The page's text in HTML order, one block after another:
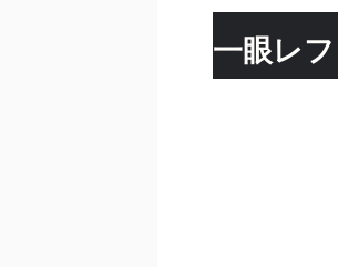
一眼レフ